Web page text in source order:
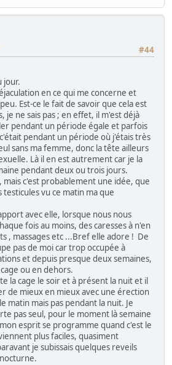
#44
jour.
en ce qui me concerne et
Est-ce le fait de savoir que cela est
je ne sais pas ; en effet, il m'est déjà
pendant un période égale et parfois
pendant un période où j'étais très
sans ma femme, donc la tête ailleurs
Là il en est autrement car je la
pendant deux ou trois jours.
mais c'est probablement une idée, que
testicules vu ce matin ma que
avec elle, lorsque nous nous
fois au moins, des caresses à n'en
, massages etc ...Bref elle adore ! De
pas de moi car trop occupée à
et depuis presque deux semaines,
ou en dehors.
la cage le soir et à présent la nuit et il
de mieux en mieux avec une érection
matin mais pas pendant la nuit. Je
pas seul, pour le moment là semaine
esprit se programme quand c'est le
plus faciles, quasiment
je subissais quelques reveils